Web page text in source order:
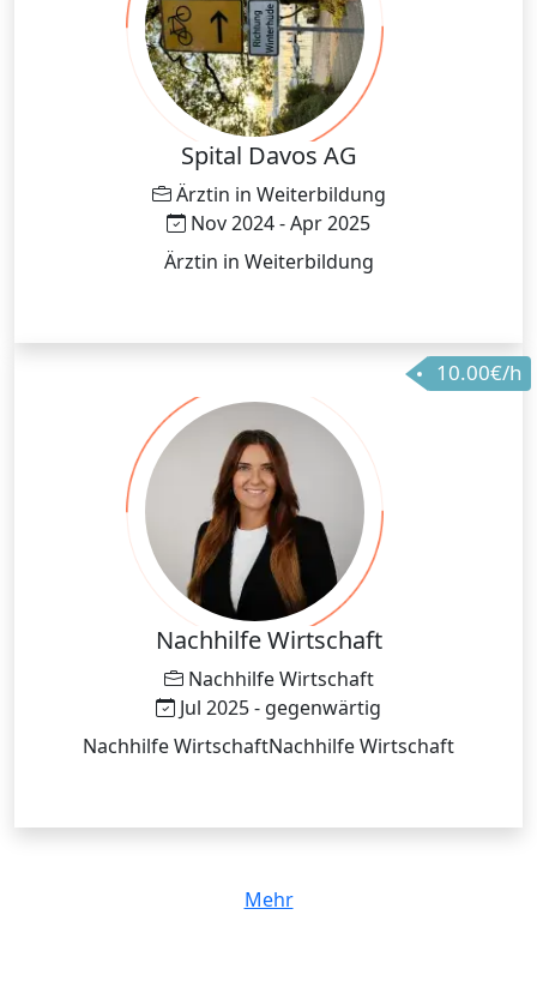
Spital Davos AG
Ärztin in Weiterbildung
Nov 2024 - Apr 2025
Ärztin in Weiterbildung
10.00€/h
Nachhilfe Wirtschaft
Nachhilfe Wirtschaft
Jul 2025 - gegenwärtig
Nachhilfe WirtschaftNachhilfe Wirtschaft
Mehr